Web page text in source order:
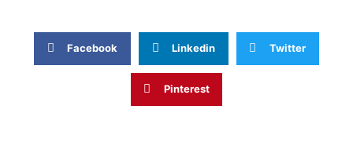
Facebook Linkedin Twitter
Pinterest